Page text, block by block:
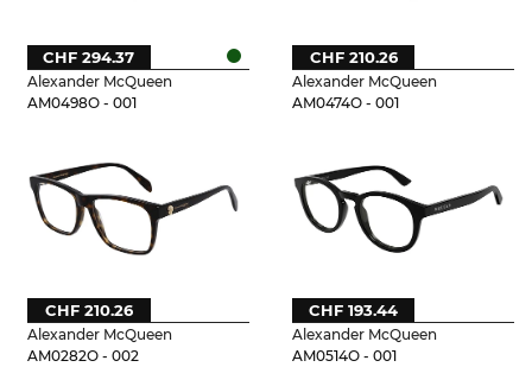
Alexander McQueen
AM0498O - 001
CHF 294.37
Alexander McQueen
AM0474O - 001
CHF 210.26
Alexander McQueen
AM0282O - 002
CHF 210.26
Alexander McQueen
AM0514O - 001
CHF 193.44